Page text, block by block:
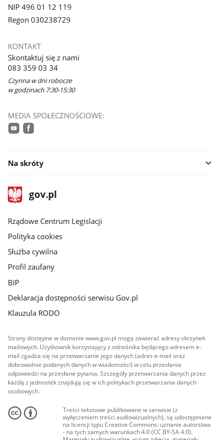
NIP 496 01 12 119
Regon 030238729
KONTAKT
Skontaktuj się z nami
083 359 03 34
Czynna w dni robocze
w godzinach 7:30-15:30
MEDIA SPOŁECZNOŚCIOWE:
Na skróty
stopka
gov.plStrona
gov.pl
Rządowe Centrum Legislacji
Polityka cookies
Służba cywilna
Profil zaufany
BIP
Deklaracja dostępności serwisu Gov.pl
Klauzula RODO
Strony dostępne w domenie www.gov.pl mogą zawierać adresy skrzynek
mailowych. Użytkownik korzystający z odnośnika będącego adresem e-
mail zgadza się na przetwarzanie jego danych (adres e-mail oraz
dobrowolnie podanych danych w wiadomości) w celu przesłania
odpowiedzi na przesłane pytania. Szczegóły przetwarzania danych przez
każdą z jednostek znajdują się w ich politykach przetwarzania danych
osobowych.
Treści tekstowe publikowane w serwisie (z
wyłączeniem treści audiowizualnych), są udostępniane
na licencji typu Creative Commons: uznanie autorstwa
- na tych samych warunkach 4.0 (CC BY-SA 4.0).